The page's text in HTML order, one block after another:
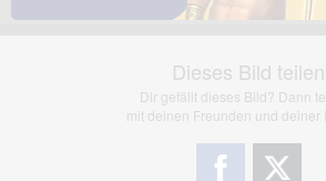
Dieses Bild teilen
Dir gefällt dieses Bild? Dann
mit deinen Freunden und deiner